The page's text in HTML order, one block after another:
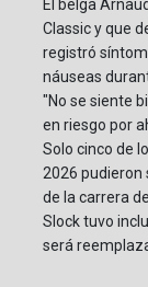
El belga
Classic y que
registró
náuseas
"No se siente
en riesgo por
Solo cinco de
2026 pudieron
de la carrera
Slock tuvo
será